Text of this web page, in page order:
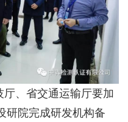
、省交通运输厅要加
研院完成研发机构备